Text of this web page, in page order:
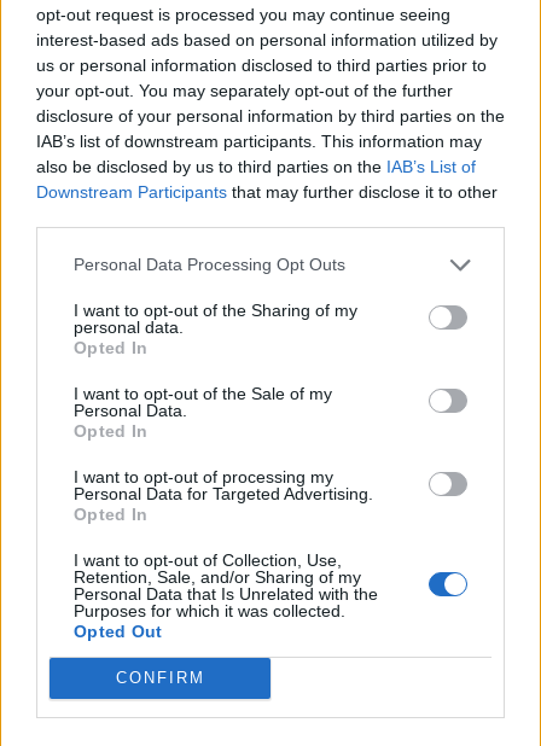
opt-out request is processed you may continue seeing
interest-based ads based on personal information utilized by
us or personal information disclosed to third parties prior to
your opt-out. You may separately opt-out of the further
disclosure of your personal information by third parties on the
IAB’s list of downstream participants. This information may
also be disclosed by us to third parties on the IAB’s List of
Downstream Participants that may further disclose it to other
Personal Data Processing Opt Outs
I want to opt-out of the Sharing of my
personal data.
Opted In
I want to opt-out of the Sale of my
Personal Data.
Opted In
I want to opt-out of processing my
Personal Data for Targeted Advertising.
Opted In
I want to opt-out of Collection, Use,
Retention, Sale, and/or Sharing of my
Personal Data that Is Unrelated with the
Purposes for which it was collected.
Opted Out
CONFIRM
Viihdeuutiset
Essi Unkuri kuin merenneito –
poseerasi biksuissa rantakivellä